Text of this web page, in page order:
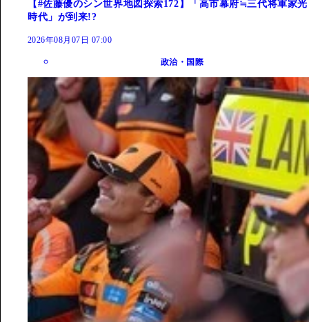
【#佐藤優のシン世界地図探索172】「高市幕府≒三代将軍家光
時代」が到来!?
2026年08月07日 07:00
政治・国際